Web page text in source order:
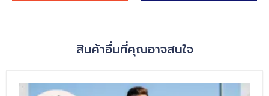
สินค้าอื่นที่คุณอาจสนใจ